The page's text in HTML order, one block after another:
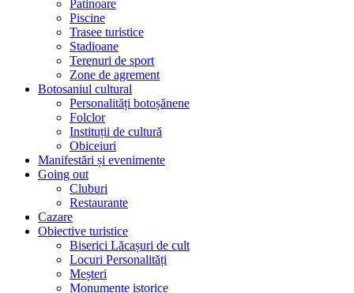
Patinoare
Piscine
Trasee turistice
Stadioane
Terenuri de sport
Zone de agrement
Botosaniul cultural
Personalități botoșănene
Folclor
Instituții de cultură
Obiceiuri
Manifestări și evenimente
Going out
Cluburi
Restaurante
Cazare
Obiective turistice
Biserici Lăcașuri de cult
Locuri Personalități
Meșteri
Monumente istorice